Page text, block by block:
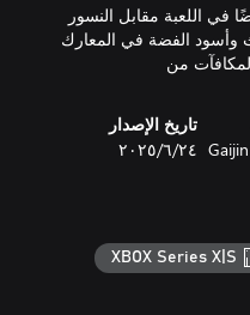
اللعبة مقابل النسور
وأسود الفضة في المعارك
من
تاريخ الإصدار
٢٤‏/٦‏/٢٠٢٥
XBOX Series X|S